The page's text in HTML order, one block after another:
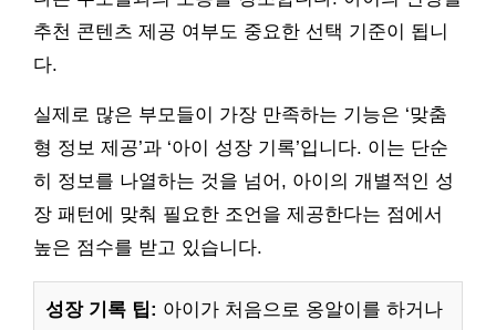
추천 콘텐츠 제공 여부도 중요한 선택 기준이 됩니
다.
실제로 많은 부모들이 가장 만족하는 기능은 ‘맞춤
형 정보 제공’과 ‘아이 성장 기록’입니다. 이는 단순
히 정보를 나열하는 것을 넘어, 아이의 개별적인 성
장 패턴에 맞춰 필요한 조언을 제공한다는 점에서
높은 점수를 받고 있습니다.
성장 기록 팁: 아이가 처음으로 옹알이를 하거나